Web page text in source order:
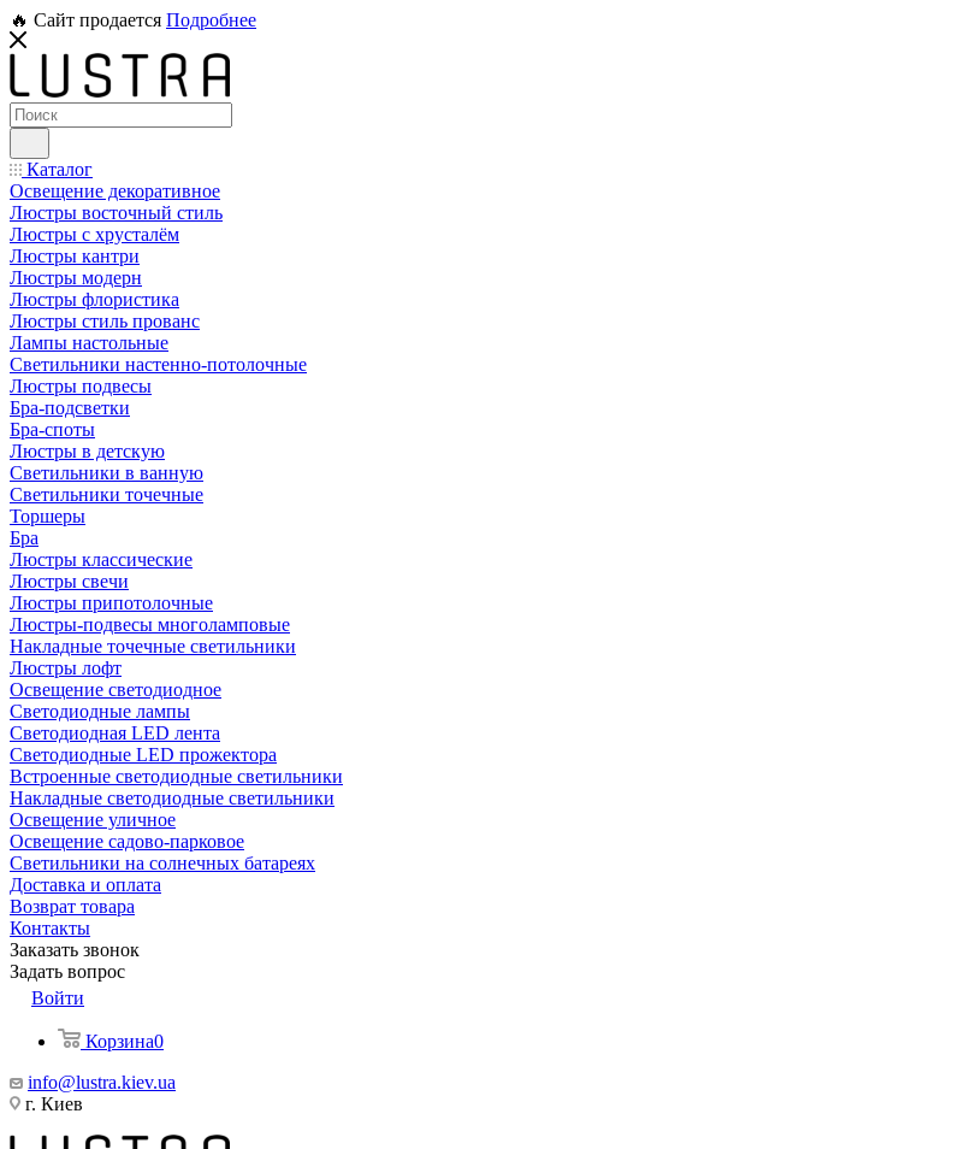
🔥 Сайт продается Подробнее
Каталог
Освещение декоративное
Люстры восточный стиль
Люстры с хрусталём
Люстры кантри
Люстры модерн
Люстры флористика
Люстры стиль прованс
Лампы настольные
Светильники настенно-потолочные
Люстры подвесы
Бра-подсветки
Бра-споты
Люстры в детскую
Светильники в ванную
Светильники точечные
Торшеры
Бра
Люстры классические
Люстры свечи
Люстры припотолочные
Люстры-подвесы многоламповые
Накладные точечные светильники
Люстры лофт
Освещение светодиодное
Светодиодные лампы
Светодиодная LED лента
Светодиодные LED прожектора
Встроенные светодиодные светильники
Накладные светодиодные светильники
Освещение уличное
Освещение садово-парковое
Светильники на солнечных батареях
Доставка и оплата
Возврат товара
Контакты
Заказать звонок
Задать вопрос
Войти
Корзина0
info@lustra.kiev.ua
г. Киев